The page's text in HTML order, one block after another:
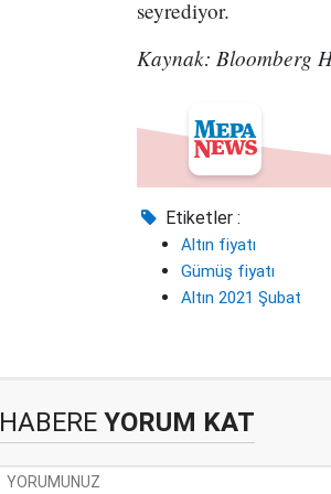
seyrediyor.
Kaynak: Bloomberg
Etiketler :
Altın fiyatı
Gümüş fiyatı
Altın 2021 Şubat
HABERE YORUM KAT